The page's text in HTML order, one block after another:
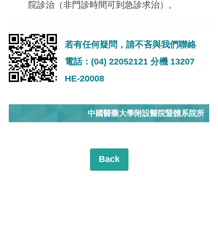
院診治（非門診時間可到急診求治）。
若有任何疑問，請不吝與我們聯絡
電話：(04) 22052121 分機 13207
HE-20008
中國醫藥大學附設醫院暨體系院所
Back